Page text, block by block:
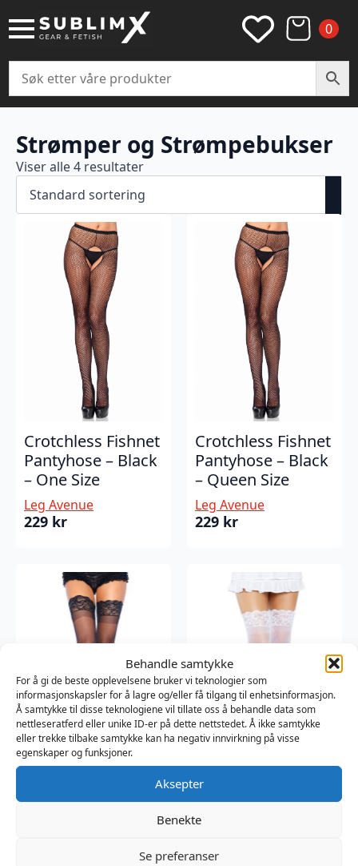
Behandle samtykke
For å gi de beste opplevelsene bruker vi teknologier som
informasjonskapsler for å lagre og/eller få tilgang til enhetsinformasjon.
Å samtykke til disse teknologiene vil tillate oss å behandle data som
nettleseratferd eller unike ID-er på dette nettstedet. Å ikke samtykke
eller trekke tilbake samtykke kan ha negativ innvirkning på visse
egenskaper og funksjoner.
Aksepter
Benekte
Se preferanser
0
Strømper og Strømpebukser
Viser alle 4 resultater
Crotchless Fishnet
Pantyhose – Black
– One Size
Leg Avenue
229 kr
Crotchless Fishnet
Pantyhose – Black
– Queen Size
Leg Avenue
229 kr
Stay Up Sheer
Size White
Leg Avenue